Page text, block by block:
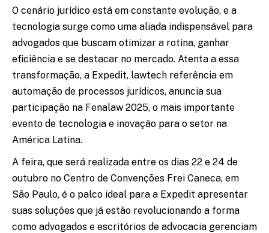
O cenário jurídico está em constante evolução, e a
tecnologia surge como uma aliada indispensável para
advogados que buscam otimizar a rotina, ganhar
eficiência e se destacar no mercado. Atenta a essa
transformação, a Expedit, lawtech referência em
automação de processos jurídicos, anuncia sua
participação na Fenalaw 2025, o mais importante
evento de tecnologia e inovação para o setor na
América Latina.
A feira, que será realizada entre os dias 22 e 24 de
outubro no Centro de Convenções Frei Caneca, em
São Paulo, é o palco ideal para a Expedit apresentar
suas soluções que já estão revolucionando a forma
como advogados e escritórios de advocacia gerenciam